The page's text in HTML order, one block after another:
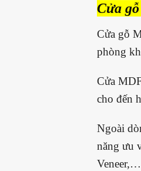
Cửa
Cửa gỗ
phòng
Cửa
cho đến
Ngoài
năng ưu
Veneer,…